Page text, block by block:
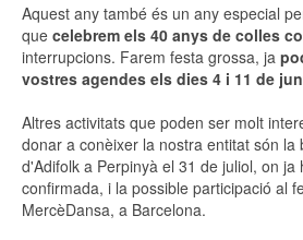
Aquest any també és un any especial
que celebrem els 40 anys de colles
interrupcions. Farem festa grossa, ja
vostres agendes els dies 4 i 11 de
Altres activitats que poden ser molt
donar a conèixer la nostra entitat són la
d'Adifolk a Perpinyà el 31 de juliol, on ja
confirmada, i la possible participació al
MercèDansa, a Barcelona.